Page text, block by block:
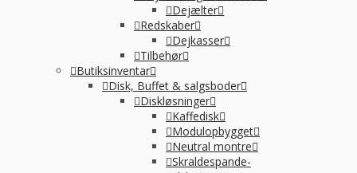
Dejælter
Redskaber
Dejkasser
Tilbehør
Butiksinventar
Disk, Buffet & salgsboder
Diskløsninger
Kaffedisk
Modulopbygget
Neutral montre
Skraldespande-